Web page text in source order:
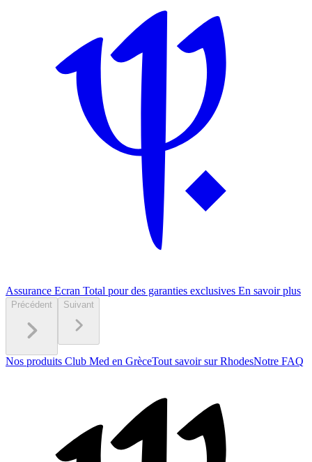
Assurance Ecran Total pour des garanties exclusives En savoir plus
Précédent Suivant
Nos produits Club Med en GrèceTout savoir sur RhodesNotre FAQ